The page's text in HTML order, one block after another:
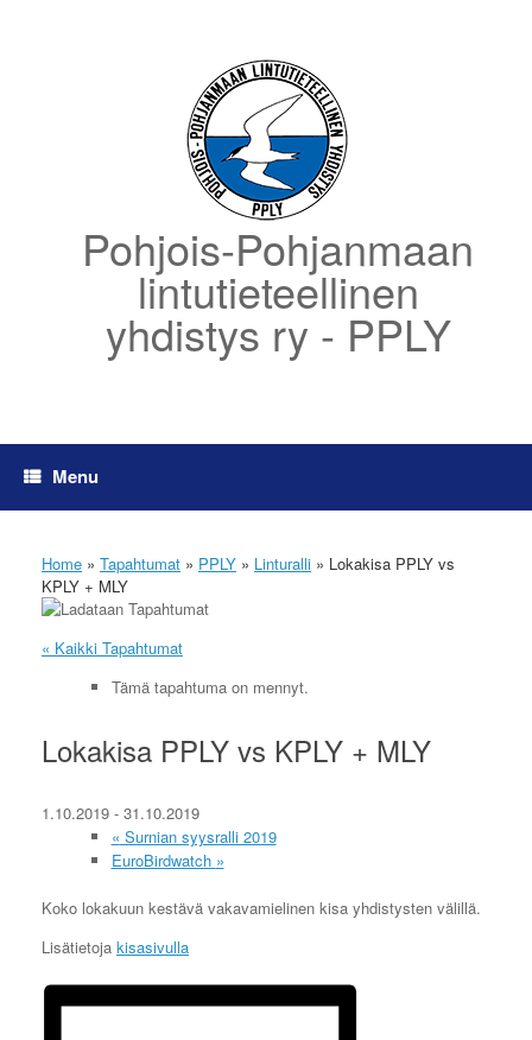
Pohjois-Pohjanmaan
lintutieteellinen
yhdistys ry - PPLY
Menu
Home » Tapahtumat » PPLY » Linturalli » Lokakisa PPLY vs
KPLY + MLY
« Kaikki Tapahtumat
Tämä tapahtuma on mennyt.
Lokakisa PPLY vs KPLY + MLY
1.10.2019 - 31.10.2019
« Surnian syysralli 2019
EuroBirdwatch »
Koko lokakuun kestävä vakavamielinen kisa yhdistysten välillä.
Lisätietoja kisasivulla